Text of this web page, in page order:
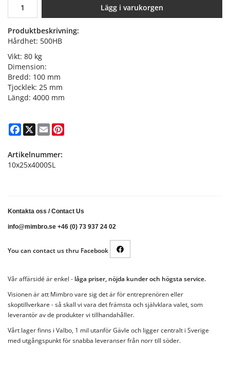
Lägg i varukorgen
Produktbeskrivning:
Hårdhet: 500HB
Vikt: 80 kg
Dimension:
Bredd: 100 mm
Tjocklek: 25 mm
Längd: 4000 mm
Facebook
X Email
Artikelnummer:
10x25x4000SL
Kontakta oss /Contact Us
info@mimbro.se +46 (0) 73 937 24 02
You can contact us thru Facebook
Vår affärsidé är enkel - låga priser, nöjda kunder och högsta service.
Visionen är att Mimbro vare sig det är för entreprenören eller
skoptillverkare - så skall vi vara det främsta och självklara valet, som
leverantör av de produkter vi tillhandahåller.
Vårt lager finns i Valbo, 1 mil utanför Gävle och ligger centralt i Sverige
med utgångspunkt för snabba leveranser från norr till söder.